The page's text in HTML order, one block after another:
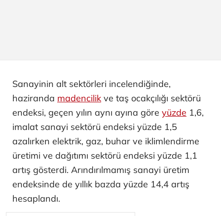
Sanayinin alt sektörleri incelendiğinde,
haziranda madencilik ve taş ocakçılığı sektörü
endeksi, geçen yılın aynı ayına göre yüzde 1,6,
imalat sanayi sektörü endeksi yüzde 1,5
azalırken elektrik, gaz, buhar ve iklimlendirme
üretimi ve dağıtımı sektörü endeksi yüzde 1,1
artış gösterdi. Arındırılmamış sanayi üretim
endeksinde de yıllık bazda yüzde 14,4 artış
hesaplandı.